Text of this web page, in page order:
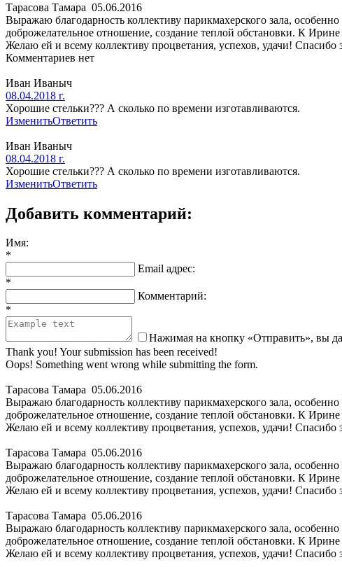
Тарасова Тамара 05.06.2016
Выражаю благодарность коллективу парикмахерского зала,
доброжелательное отношение, создание теплой обстановки. К
Желаю ей и всему коллективу процветания, успехов, удачи! Спасибо
Комментариев нет
Иван Иваныч
08.04.2018 г.
Хорошие стельки??? А сколько по времени изготавливаются.
ИзменитьОтветить
Иван Иваныч
08.04.2018 г.
Хорошие стельки??? А сколько по времени изготавливаются.
ИзменитьОтветить
Добавить комментарий:
Имя:
*
Email адрес:
*
Комментарий:
*
Нажимая на кнопку «Отправить», вы
Thank you! Your submission has been received!
Oops! Something went wrong while submitting the form.
Тарасова Тамара 05.06.2016
Выражаю благодарность коллективу парикмахерского зала,
доброжелательное отношение, создание теплой обстановки. К
Желаю ей и всему коллективу процветания, успехов, удачи! Спасибо
Тарасова Тамара 05.06.2016
Выражаю благодарность коллективу парикмахерского зала,
доброжелательное отношение, создание теплой обстановки. К
Желаю ей и всему коллективу процветания, успехов, удачи! Спасибо
Тарасова Тамара 05.06.2016
Выражаю благодарность коллективу парикмахерского зала,
доброжелательное отношение, создание теплой обстановки. К
Желаю ей и всему коллективу процветания, успехов, удачи! Спасибо